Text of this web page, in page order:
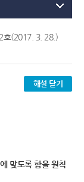
호(2017. 3. 28.)
해설 닫기
맞도록 함을 원칙